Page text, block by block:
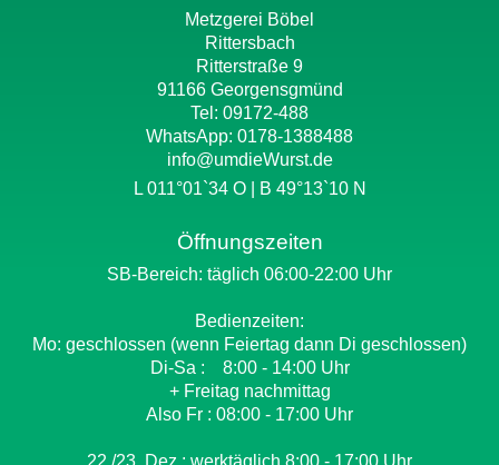
Metzgerei Böbel
Rittersbach
Ritterstraße 9
91166 Georgensgmünd
Tel: 09172-488
WhatsApp: 0178-1388488
info@umdieWurst.de
L 011°01`34 O | B 49°13`10 N
Öffnungszeiten
SB-Bereich: täglich 06:00-22:00 Uhr
Bedienzeiten:
Mo: geschlossen (wenn Feiertag dann Di geschlossen)
Di-Sa : 8:00 - 14:00 Uhr
+ Freitag nachmittag
Also Fr : 08:00 - 17:00 Uhr
22./23. Dez.: werktäglich 8:00 - 17:00 Uhr